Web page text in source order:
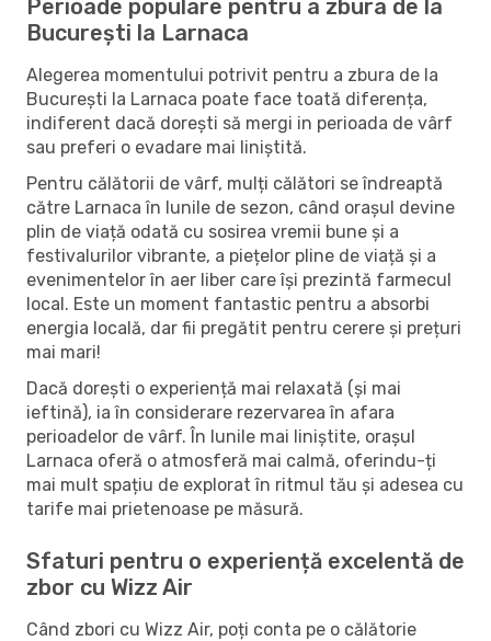
Perioade populare pentru a zbura de la
București la Larnaca
Alegerea momentului potrivit pentru a zbura de la
București la Larnaca poate face toată diferența,
indiferent dacă dorești să mergi in perioada de vârf
sau preferi o evadare mai liniștită.
Pentru călătorii de vârf, mulți călători se îndreaptă
către Larnaca în lunile de sezon, când orașul devine
plin de viață odată cu sosirea vremii bune și a
festivalurilor vibrante, a piețelor pline de viață și a
evenimentelor în aer liber care își prezintă farmecul
local. Este un moment fantastic pentru a absorbi
energia locală, dar fii pregătit pentru cerere și prețuri
mai mari!
Dacă dorești o experiență mai relaxată (și mai
ieftină), ia în considerare rezervarea în afara
perioadelor de vârf. În lunile mai liniștite, orașul
Larnaca oferă o atmosferă mai calmă, oferindu-ți
mai mult spațiu de explorat în ritmul tău și adesea cu
tarife mai prietenoase pe măsură.
Sfaturi pentru o experiență excelentă de
zbor cu Wizz Air
Când zbori cu Wizz Air, poți conta pe o călătorie